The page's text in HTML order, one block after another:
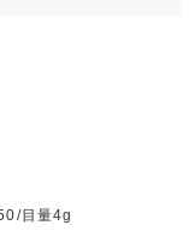
目量4g